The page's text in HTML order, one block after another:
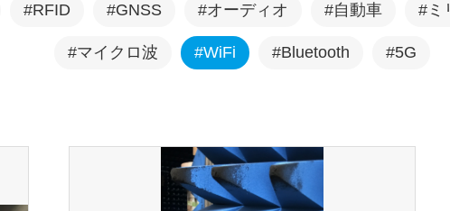
測定用ターンテーブル・ポジ
ショナ
#RFID #GNSS #オーディオ #自動車 #ミ
#マイクロ波 #WiFi #Bluetooth #5G